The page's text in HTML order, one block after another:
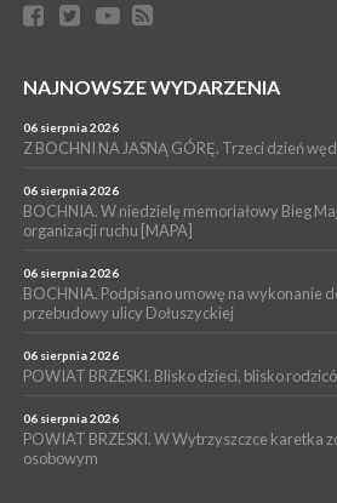
Z BOCHNI NA JASNĄ GÓRĘ. Pierwszy
WYDARZENIA
BRZESKO. Śledczy wyjaśniają, jak
mężczyzny
NAJNOWSZE WYDARZENIA
06 sierpnia 2026
Z BOCHNI NA JASNĄ GÓRĘ. Trzeci dzień
06 sierpnia 2026
BOCHNIA. W niedzielę memoriałowy Bieg
organizacji ruchu [MAPA]
06 sierpnia 2026
BOCHNIA. Podpisano umowę na wykonanie
przebudowy ulicy Dołuszyckiej
06 sierpnia 2026
POWIAT BRZESKI. Blisko dzieci, blisko
06 sierpnia 2026
POWIAT BRZESKI. W Wytrzyszczce karetka
osobowym